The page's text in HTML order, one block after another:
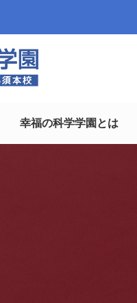
幸福の科学学園とは